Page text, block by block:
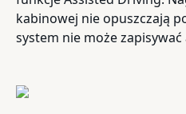
kabinowej nie opuszczają
system nie może